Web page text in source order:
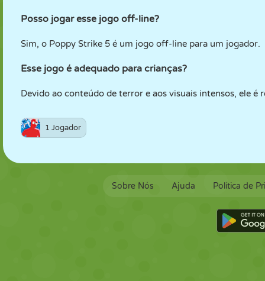
Posso jogar esse jogo off-line?
Sim, o Poppy Strike 5 é um jogo off-line para um jogador.
Esse jogo é adequado para crianças?
Devido ao conteúdo de terror e aos visuais intensos, ele
1 Jogador
Sobre Nós Ajuda Política de